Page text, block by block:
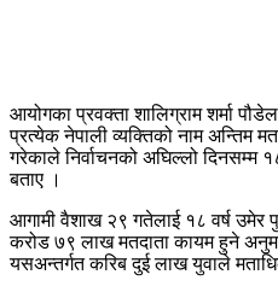
आयोगका प्रवक्ता शालिग्राम शर्मा
प्रत्येक नेपाली व्यक्तिको नाम अन्तिम
गरेकाले निर्वाचनको अघिल्लो दिनसम्म
बताए ।
आगामी वैशाख २९ गतेलाई १८ वर्ष उमेर
करोड ७९ लाख मतदाता कायम हुने
यसअन्तर्गत करिब दुई लाख युवाले